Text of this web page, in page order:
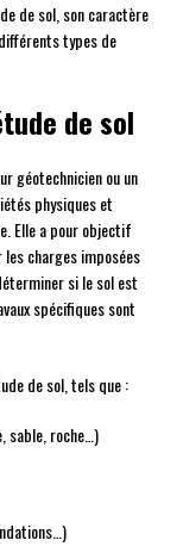
de sol, son caractère
types de
de sol
géotechnicien ou un
physiques et
Elle a pour objectif
charges imposées
si le sol est
spécifiques sont
de sol, tels que :
sable, roche…)